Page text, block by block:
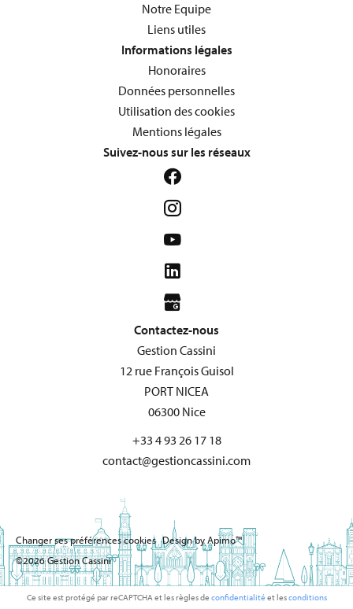
Notre Equipe
Liens utiles
Informations légales
Honoraires
Données personnelles
Utilisation des cookies
Mentions légales
Suivez-nous sur les réseaux
Contactez-nous
Gestion Cassini
12 rue François Guisol
PORT NICEA
06300Nice
+33 4 93 26 17 18
contact@gestioncassini.com
Changer ses préférences cookies Design byApimo™
©2026 Gestion Cassini
Ce site est protégé par reCAPTCHA et les règles de confidentialité et lesconditions